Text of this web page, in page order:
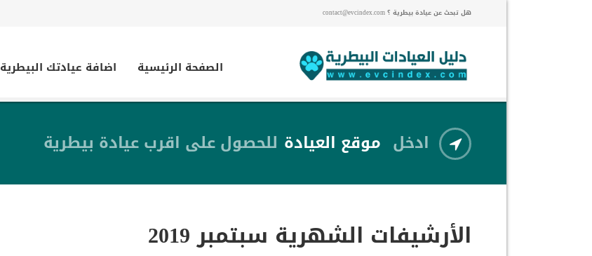
هل تبحث عن عيادة بيطرية ؟ contact@evcindex.com
الصفحة الرئيسية اضافة عيادتك البيطرية
ادخل موقع العيادة للحصول على اقرب عيادة بيطرية
الأرشيفات الشهرية سبتمبر 2019